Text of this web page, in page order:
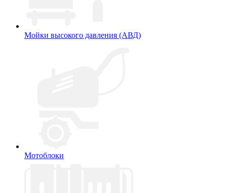
Мойки высокого давления (АВД)
Мотоблоки